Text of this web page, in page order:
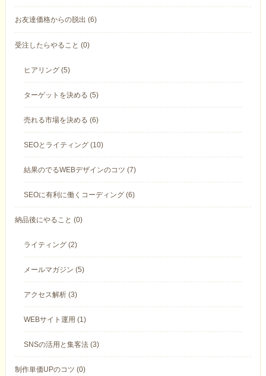
お友達価格からの脱出 (6)
受注したらやること (0)
ヒアリング (5)
ターゲットを決める (5)
売れる市場を決める (6)
SEOとライティング (10)
結果のでるWEBデザインのコツ (7)
SEOに有利に働くコーディング (6)
納品後にやること (0)
ライティング (2)
メールマガジン (5)
アクセス解析 (3)
WEBサイト運用 (1)
SNSの活用と集客法 (3)
制作単価UPのコツ (0)